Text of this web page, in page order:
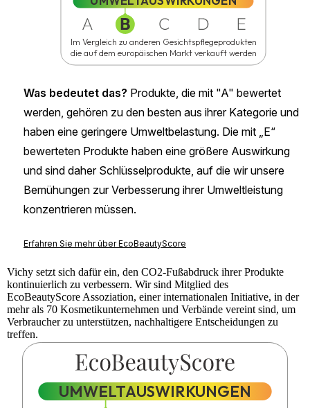
Vichy setzt sich dafür ein, den CO2-Fußabdruck ihrer Produkte
kontinuierlich zu verbessern. Wir sind Mitglied des
EcoBeautyScore Assoziation, einer internationalen Initiative, in der
mehr als 70 Kosmetikunternehmen und Verbände vereint sind, um
Verbraucher zu unterstützen, nachhaltigere Entscheidungen zu
treffen.
UMWELTAUSWIRKUNGEN